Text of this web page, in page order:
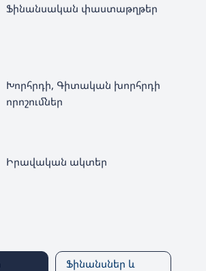
Ֆինանսական փաստաթղթեր
Խորհրդի, Գիտական խորհրդի
որոշումներ
Իրավական ակտեր
Ֆինանսներ և